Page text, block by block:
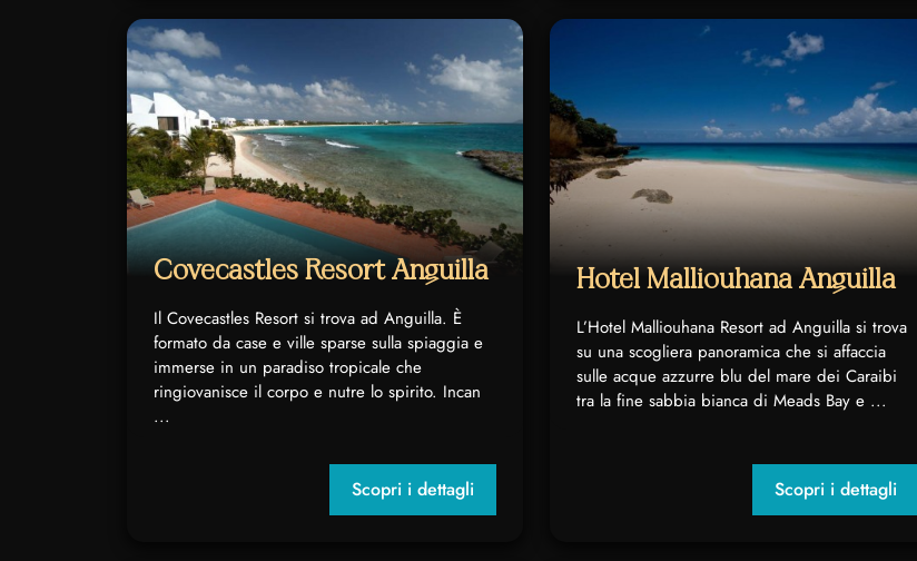
Covecastles Resort Anguilla
Il Covecastles Resort si trova ad Anguilla. È
formato da case e ville sparse sulla spiaggia e
immerse in un paradiso tropicale che
ringiovanisce il corpo e nutre lo spirito. Incan
...
Scopri i dettagli
Hotel Malliouhana Anguilla
L’Hotel Malliouhana Resort ad Anguilla si trova
su una scogliera panoramica che si affaccia
sulle acque azzurre blu del mare dei Caraibi
tra la fine sabbia bianca di Meads Bay e ...
Scopri i dettagli